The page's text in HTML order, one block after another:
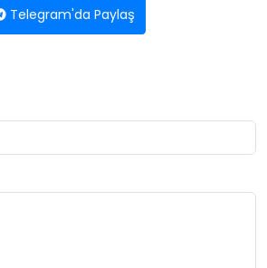
Telegram'da Paylaş